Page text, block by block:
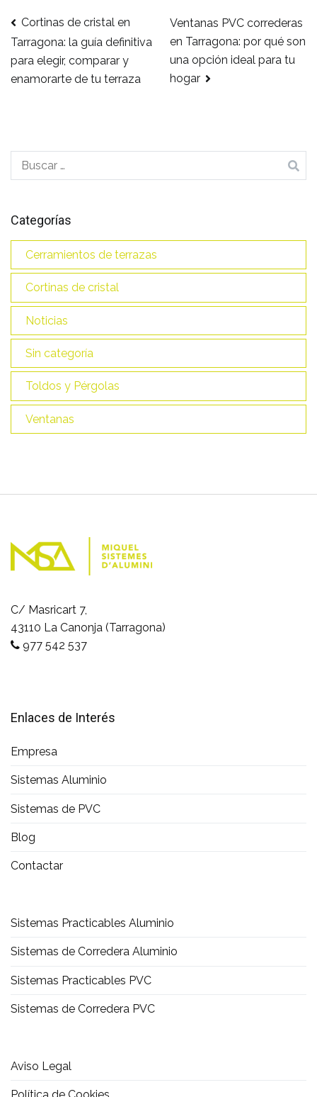
Navegación
de
Cortinas de cristal en
Tarragona: la guía definitiva
para elegir, comparar y
enamorarte de tu terraza
Ventanas PVC correderas
en Tarragona: por qué son
una opción ideal para tu
hogar
Buscar:
Categorías
Cerramientos de terrazas
Cortinas de cristal
Noticias
Sin categoría
Toldos y Pérgolas
Ventanas
C/ Masricart 7,
43110 La Canonja (Tarragona)
977 542 537
Enlaces de Interés
Empresa
Sistemas Aluminio
Sistemas de PVC
Blog
Contactar
Sistemas Practicables Aluminio
Sistemas de Corredera Aluminio
Sistemas Practicables PVC
Sistemas de Corredera PVC
Aviso Legal